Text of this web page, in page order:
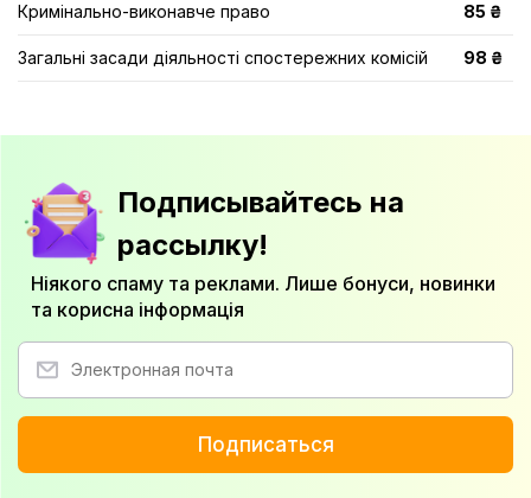
Кримінально-виконавче право 85 ₴
Загальні засади діяльності спостережних комісій 98 ₴
Подписывайтесь на
рассылку!
Ніякого спаму та реклами. Лише бонуси, новинки
та корисна інформація
Подписаться